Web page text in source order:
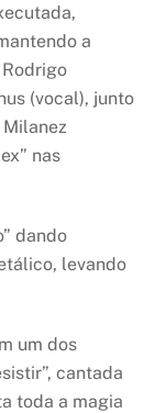
a
(vocal), junto
nas
dando
levando
um dos
cantada
toda a magia